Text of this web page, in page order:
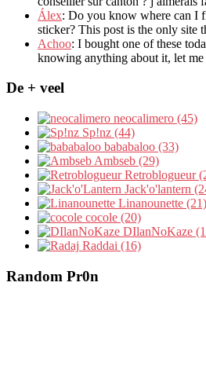
Álex: Do you know where can I
sticker? This post is the only site
Achoo: I bought one of these
knowing anything about it, let
De + veel
neocalimero (45)
Sp!nz (44)
bababaloo (33)
Ambseb (29)
Retroblogueur
Jack'o'lantern
Linanounette (21)
cocole (20)
DIlanNoKaze
Raddai (16)
Random Pr0n